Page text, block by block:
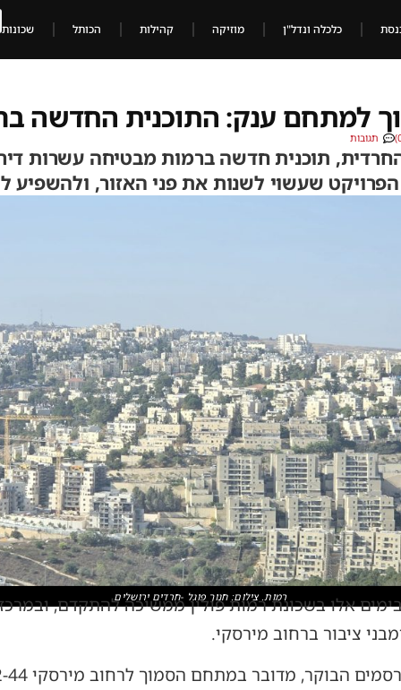
כלכלה ונדל"ן מוזיקה קהילות הכותל שכונות
למתחם ענק: התוכנית החדשה
תגובות
תוכנית חדשה ברמות מבטיחה עשרות
הפרויקט שעשוי לשנות את פני האזור,
רמות. צילום: חנוך פוגל -חרדים ירושלים
אלו בשכונת רמות פולין ממשיכה להתקדם,
ציבור ברחוב מירסקי.